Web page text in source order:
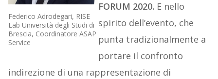
Federico Adrodegari, RISE
Lab Università degli Studi di
Brescia, Coordinatore ASAP
Service
FORUM 2020. E nello
spirito dell’evento, che
punta tradizionalmente a
portare il confronto
indirezione di una rappresentazione di